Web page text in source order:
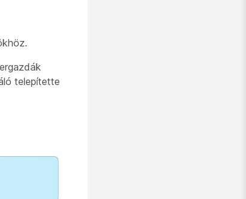
telepítette